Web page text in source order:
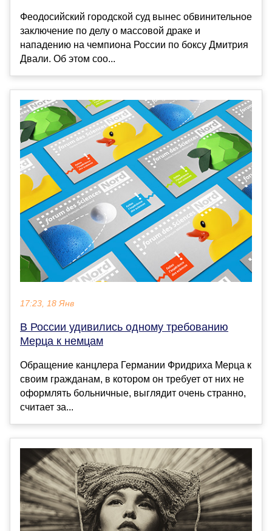
Феодосийский городской суд вынес обвинительное
заключение по делу о массовой драке и
нападению на чемпиона России по боксу Дмитрия
Двали. Об этом соо...
17:23, 18 Янв
В России удивились одному требованию
Мерца к немцам
Обращение канцлера Германии Фридриха Мерца к
своим гражданам, в котором он требует от них не
оформлять больничные, выглядит очень странно,
считает за...